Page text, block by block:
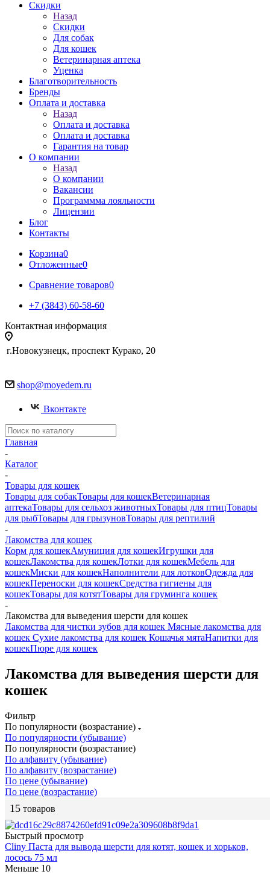
Скидки
Назад
Скидки
Для собак
Для кошек
Ветеринарная аптека
Уценка
Благотворительность
Бренды
Оплата и доставка
Назад
Оплата и доставка
Оплата и доставка
Гарантия на товар
О компании
Назад
О компании
Вакансии
Программма лояльности
Лицензии
Блог
Контакты
Корзина0
Отложенные0
Сравнение товаров0
+7 (3843) 60-58-60
Контактная информация
г.Новокузнецк, проспект Курако, 20
shop@moyedem.ru
Вконтакте
Главная
-
Каталог
-
Товары для кошек
Товары для собакТовары для кошекВетеринарная
аптекаТовары для сельхоз животныхТовары для птицТовары
для рыбТовары для грызуновТовары для рептилий
-
Лакомства для кошек
Корм для кошекАмуниция для кошекИгрушки для
кошекЛакомства для кошекЛотки для кошекМебель для
кошекМиски для кошекНаполнители для лотковОдежда для
кошекПереноски для кошекСредства гигиены для
кошекТовары для котятТовары для груминга кошек
-
Лакомства для выведения шерсти для кошек
Лакомства для чистки зубов для кошек Мясные лакомства для
кошек Сухие лакомства для кошек Кошачья мятаНапитки для
кошекПюре для кошек
Лакомства для выведения шерсти для
кошек
Фильтр
По популярности (возрастание)
По популярности (убывание)
По популярности (возрастание)
По алфавиту (убывание)
По алфавиту (возрастание)
По цене (убывание)
По цене (возрастание)
15 товаров
Быстрый просмотр
Cliny Паста для вывода шерсти для котят, кошек и хорьков,
лосось 75 мл
Меньше 10